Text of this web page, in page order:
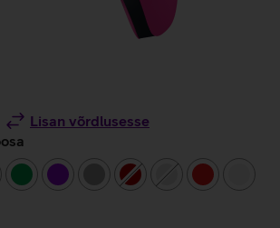
Lisan võrdlusesse
rohelinelilla tumepunane
hõbedanepunane